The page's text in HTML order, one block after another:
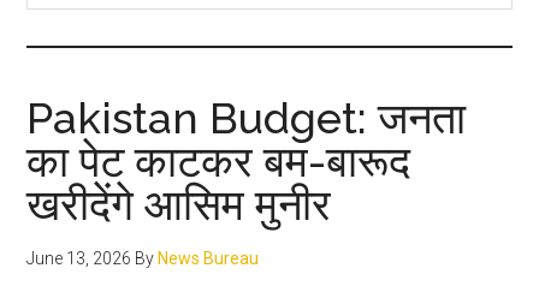
Studies
Pakistan Budget: जनता
का पेट काटकर बम-बारूद
खरीदेंगे आसिम मुनीर
June 13, 2026 By News Bureau